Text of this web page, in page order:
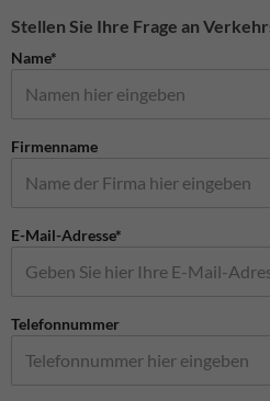
Stellen Sie Ihre Frage an
Name*
Firmenname
E-Mail-Adresse*
Telefonnummer